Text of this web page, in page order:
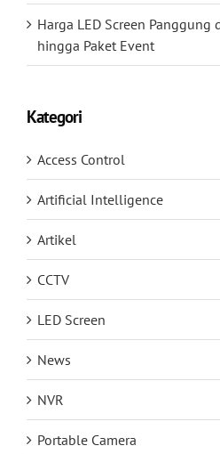
Harga LED Screen Panggung
hingga Paket Event
Kategori
Access Control
Artificial Intelligence
Artikel
CCTV
LED Screen
News
NVR
Portable Camera